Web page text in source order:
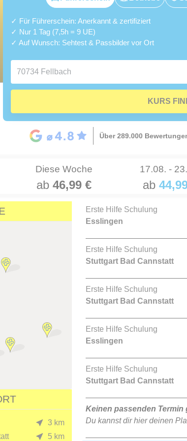
✓ Für Führerschein: Anerkannt & zertifiziert
✓ Nur 1 Tag (7,5h = 9 UE)
✓ Auf Wunsch: Sehtest & Passbilder vor Ort
KURS
Über 289.000
Diese Woche
ab 46,99 €
17.08. -
ab
3 km
5 km
Erste Hilfe Schulung
Esslingen
Erste Hilfe Schulung
Stuttgart Bad Cannstatt
Erste Hilfe Schulung
Stuttgart Bad Cannstatt
Erste Hilfe Schulung
Esslingen
Erste Hilfe Schulung
Stuttgart Bad Cannstatt
Keinen passenden Termin
Du kannst dir hier deinen